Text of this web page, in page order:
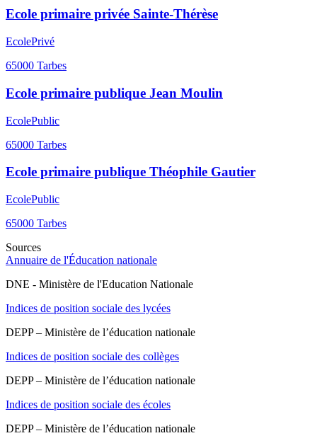
Ecole primaire privée Sainte-Thérèse
EcolePrivé
65000 Tarbes
Ecole primaire publique Jean Moulin
EcolePublic
65000 Tarbes
Ecole primaire publique Théophile Gautier
EcolePublic
65000 Tarbes
Sources
Annuaire de l'Éducation nationale
DNE - Ministère de l'Education Nationale
Indices de position sociale des lycées
DEPP – Ministère de l’éducation nationale
Indices de position sociale des collèges
DEPP – Ministère de l’éducation nationale
Indices de position sociale des écoles
DEPP – Ministère de l’éducation nationale